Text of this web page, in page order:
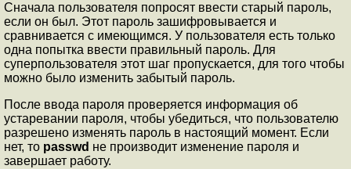
Сначала пользователя попросят ввести старый пароль,
если он был. Этот пароль зашифровывается и
сравнивается с имеющимся. У пользователя есть только
одна попытка ввести правильный пароль. Для
суперпользователя этот шаг пропускается, для того чтобы
можно было изменить забытый пароль.
После ввода пароля проверяется информация об
устаревании пароля, чтобы убедиться, что пользователю
разрешено изменять пароль в настоящий момент. Если
нет, то passwd не производит изменение пароля и
завершает работу.